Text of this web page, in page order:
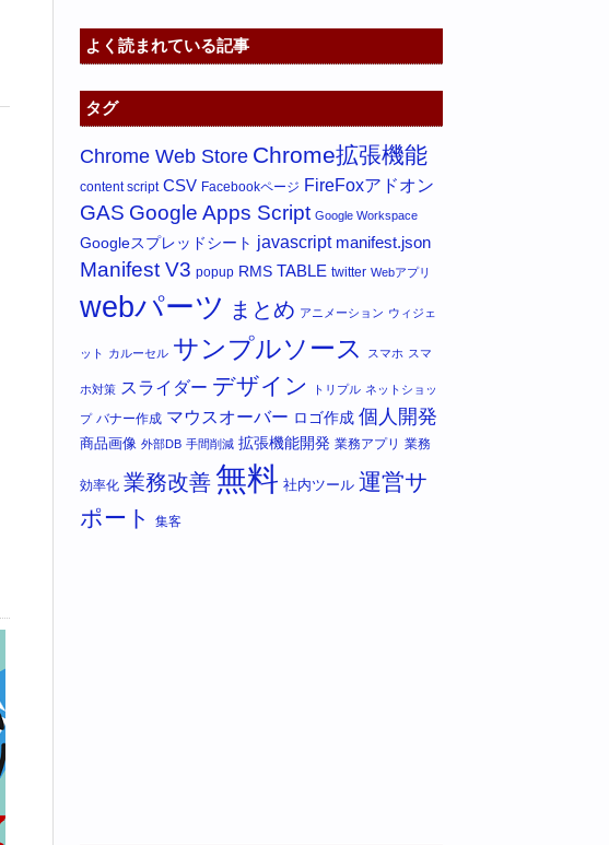
よく読まれている記事
タグ
Chrome Web Store Chrome拡張機能
content script CSV Facebookページ FireFoxアドオン
GAS Google Apps Script Google Workspace
Googleスプレッドシート javascript manifest.json
Manifest V3 popup RMS TABLE twitter Webアプリ
webパーツ まとめ アニメーション ウィジェ
ット カルーセル サンプルソース スマホ スマ
ホ対策 スライダー デザイン トリプル ネットショッ
プ バナー作成 マウスオーバー ロゴ作成 個人開発
商品画像 外部DB 手間削減 拡張機能開発 業務アプリ 業務
効率化 業務改善無料 社内ツール 運営サ
ポート
集客